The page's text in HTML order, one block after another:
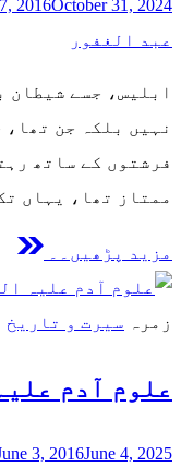
2016October 31, 2024
عبد الغفور
ابلیس، جسے شیطان
نہیں بلکہ جن
فرشتوں کے ساتھ
ممتاز تھا، یہاں
مزید پڑھیں۔۔
زمرہ سیرت و تاریخ
علوم آدم
3, 2016June 4, 2025